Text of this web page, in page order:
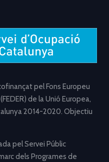
pel Fons Europeu
de la Unió Europea,
2014-2020. Objectiu
pel Servei Públic
dels Programes de